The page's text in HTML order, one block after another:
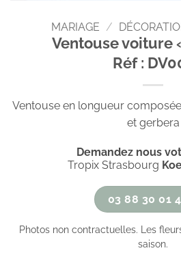
MARIAGE /
Ventouse voiture
Réf :
Ventouse en longueur
et gerbera
Demandez nous
Tropix Strasbourg
03 88 30 01
Photos non contractuelles. Les
saison.